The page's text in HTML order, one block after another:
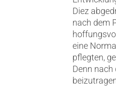
Diez
nach dem
eine
pflegten,
Denn